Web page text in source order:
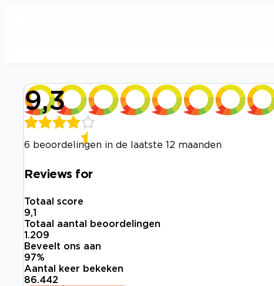
9,3
6 beoordelingen in de laatste 12 maanden
Reviews for
Totaal score
9,1
Totaal aantal beoordelingen
1.209
Beveelt ons aan
97%
Aantal keer bekeken
86.442